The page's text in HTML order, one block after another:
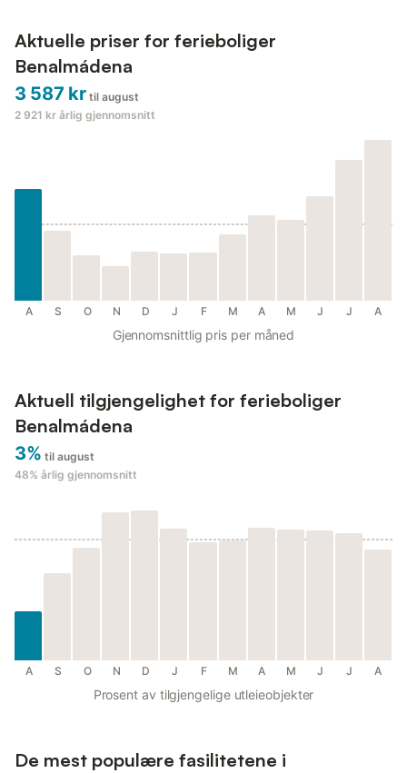
Aktuelle priser for ferieboliger
Benalmádena
3 587 kr til august
2 921 kr årlig gjennomsnitt
A S O N D J F M A M J J A
Gjennomsnittlig pris per måned
Aktuell tilgjengelighet for ferieboliger
Benalmádena
3% til august
48% årlig gjennomsnitt
A S O N D J F M A M J J A
Prosent av tilgjengelige utleieobjekter
De mest populære fasilitetene i